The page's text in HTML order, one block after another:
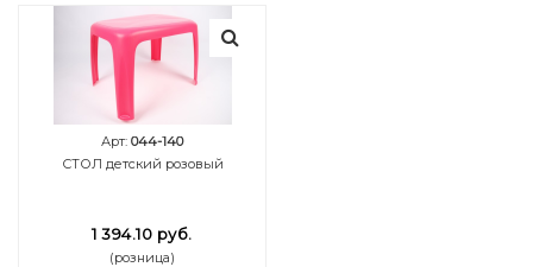
Арт: 044-140
СТОЛ детский розовый
1 394.10 руб.
(розница)